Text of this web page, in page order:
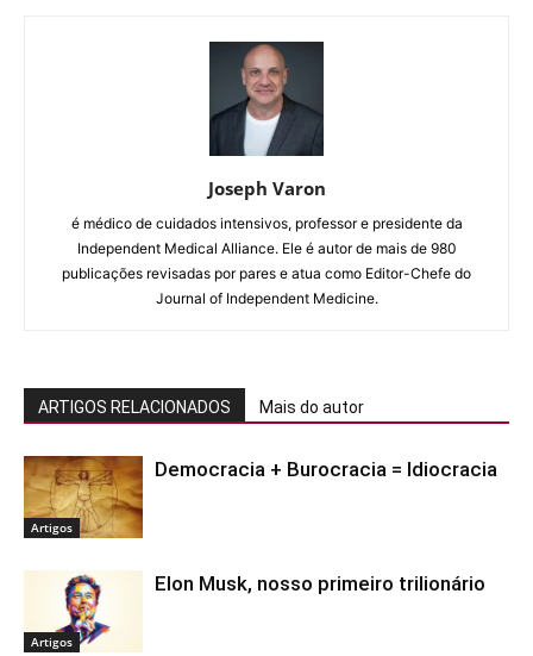
Joseph Varon
é médico de cuidados intensivos, professor e presidente da
Independent Medical Alliance. Ele é autor de mais de 980
publicações revisadas por pares e atua como Editor-Chefe do
Journal of Independent Medicine.
ARTIGOS RELACIONADOS Mais do autor
Artigos
Democracia + Burocracia = Idiocracia
Artigos
Elon Musk, nosso primeiro trilionário